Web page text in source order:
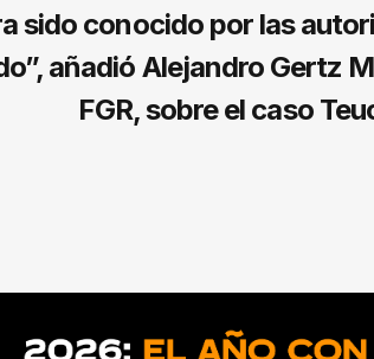
sido conocido por las
añadió Alejandro Gertz
FGR, sobre el caso